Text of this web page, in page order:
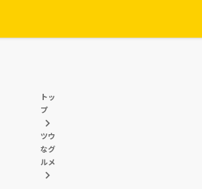
トッ
プ
ツウ
なグ
ルメ